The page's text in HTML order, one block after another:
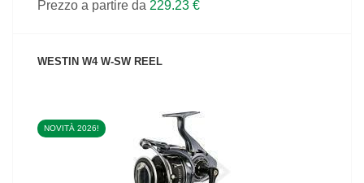
Prezzo a partire da 229.23 €
WESTIN W4 W-SW REEL
NOVITÀ 2026!
VEDI IL PRODOTTO